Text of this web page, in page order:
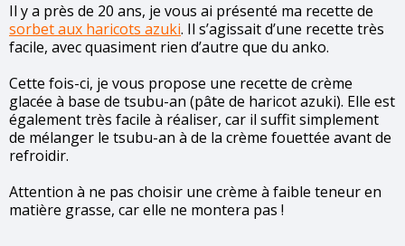
Il y a près de 20 ans, je vous ai présenté ma recette de
sorbet aux haricots azuki. Il s’agissait d’une recette très
facile, avec quasiment rien d’autre que du anko.
Cette fois-ci, je vous propose une recette de crème
glacée à base de tsubu-an (pâte de haricot azuki). Elle est
également très facile à réaliser, car il suffit simplement
de mélanger le tsubu-an à de la crème fouettée avant de
refroidir.
Attention à ne pas choisir une crème à faible teneur en
matière grasse, car elle ne montera pas !